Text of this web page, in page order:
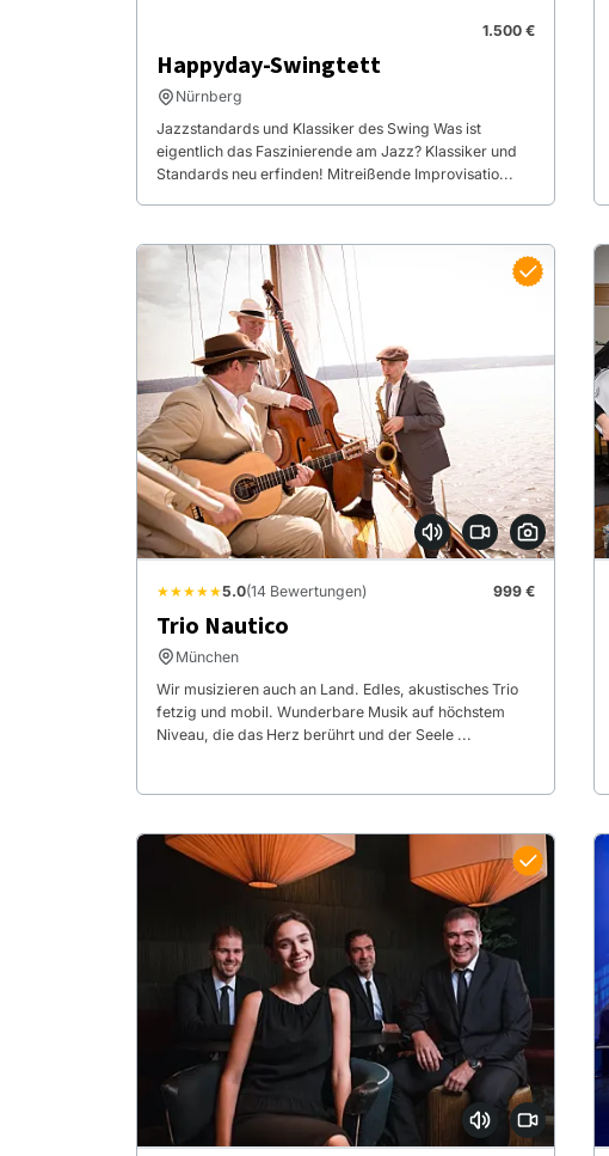
1.500 €
Happyday-Swingtett
Nürnberg
Jazzstandards und Klassiker des Swing Was ist
eigentlich das Faszinierende am Jazz? Klassiker und
Standards neu erfinden! Mitreißende Improvisatio...
★★★★★5.0(14 Bewertungen) 999 €
Trio Nautico
München
Wir musizieren auch an Land. Edles, akustisches Trio
fetzig und mobil. Wunderbare Musik auf höchstem
Niveau, die das Herz berührt und der Seele ...